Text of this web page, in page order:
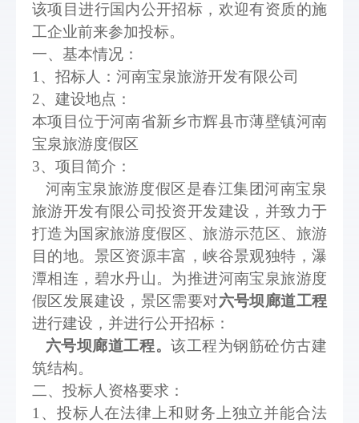
该项目进行国内公开招标，欢迎有资质的施
工企业前来参加投标。
一、基本情况：
1、 招标人：河南宝泉旅游开发有限公司
2、 建设地点：
本项目位于河南省新乡市辉县市薄壁镇河南
宝泉旅游度假区
3、项目简介：
河南宝泉旅游度假区是春江集团河南宝泉
旅游开发有限公司投资开发建设，并致力于
打造为国家旅游度假区、旅游示范区、旅游
目的地。景区资源丰富，峡谷景观独特，瀑
潭相连，碧水丹山。为推进河南宝泉旅游度
假区发展建设，景区需要对六号坝廊道工程
进行建设，并进行公开招标：
六号坝廊道工程。该工程为钢筋砼仿古建
筑结构。
二、投标人资格要求：
1、投标人在法律上和财务上独立并能合法